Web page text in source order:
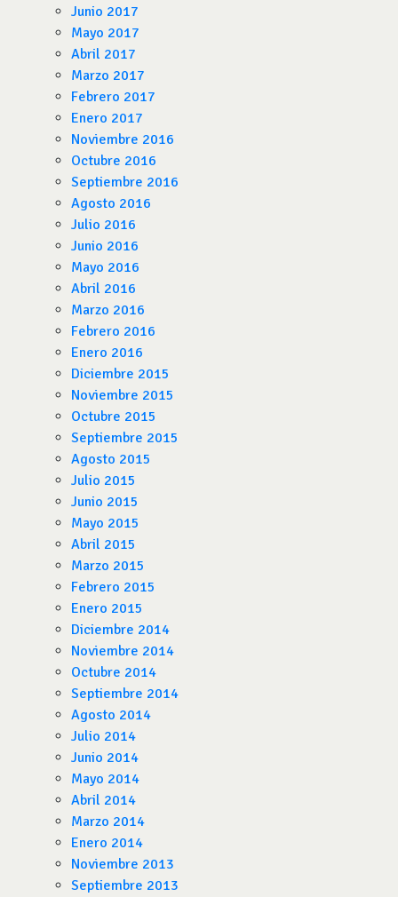
Junio 2017
Mayo 2017
Abril 2017
Marzo 2017
Febrero 2017
Enero 2017
Noviembre 2016
Octubre 2016
Septiembre 2016
Agosto 2016
Julio 2016
Junio 2016
Mayo 2016
Abril 2016
Marzo 2016
Febrero 2016
Enero 2016
Diciembre 2015
Noviembre 2015
Octubre 2015
Septiembre 2015
Agosto 2015
Julio 2015
Junio 2015
Mayo 2015
Abril 2015
Marzo 2015
Febrero 2015
Enero 2015
Diciembre 2014
Noviembre 2014
Octubre 2014
Septiembre 2014
Agosto 2014
Julio 2014
Junio 2014
Mayo 2014
Abril 2014
Marzo 2014
Enero 2014
Noviembre 2013
Septiembre 2013